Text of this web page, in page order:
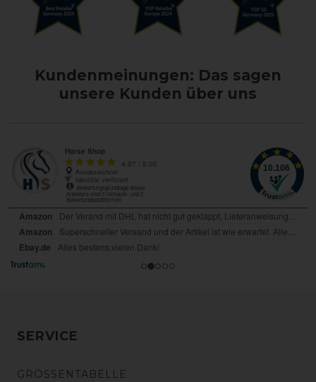
Kundenmeinungen: Das sagen
unsere Kunden über uns
SERVICE
GRÖSSENTABELLE